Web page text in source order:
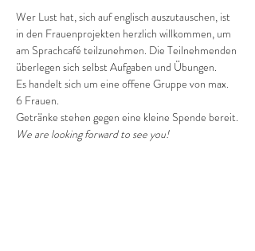
Wer Lust hat, sich auf englisch auszutauschen, ist
in den Frauenprojekten herzlich willkommen, um
am Sprachcafé teilzunehmen. Die Teilnehmenden
überlegen sich selbst Aufgaben und Übungen.
Es handelt sich um eine offene Gruppe von max.
6 Frauen.
Getränke stehen gegen eine kleine Spende bereit.
We are looking forward to see you!